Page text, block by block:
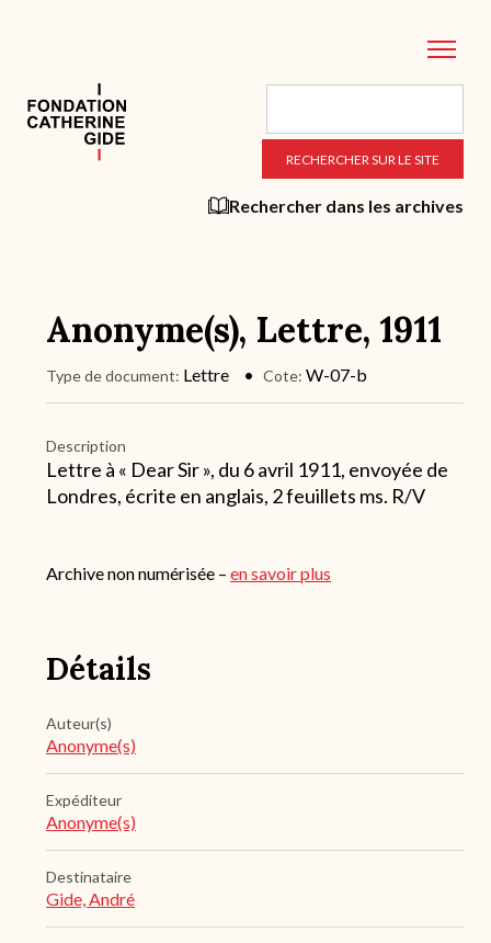
principal
Rechercher dans les archives
Anonyme(s), Lettre, 1911
Type de document Lettre Cote W-07-b
Description
Lettre à « Dear Sir », du 6 avril 1911, envoyée de
Londres, écrite en anglais, 2 feuillets ms. R/V
Archive non numérisée – en savoir plus
Détails
Auteur(s)
Anonyme(s)
Expéditeur
Anonyme(s)
Destinataire
Gide, André